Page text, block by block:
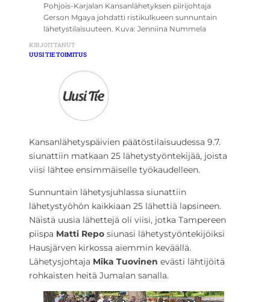
Pohjois-Karjalan Kansanlähetyksen piirijohtaja
Gerson Mgaya johdatti ristikulkueen sunnuntain
lähetystilaisuuteen. Kuva: Jenniina Nummela
KIRJOITTANUT
UUSI TIE TOIMITUS
Kansanlähetyspäivien päätöstilaisuudessa 9.7.
siunattiin matkaan 25 lähetystyöntekijää, joista
viisi lähtee ensimmäiselle työkaudelleen.
Sunnuntain lähetysjuhlassa siunattiin
lähetystyöhön kaikkiaan 25 lähettiä lapsineen.
Näistä uusia lähettejä oli viisi, jotka Tampereen
piispa Matti Repo siunasi lähetystyöntekijöiksi
Hausjärven kirkossa aiemmin keväällä.
Lähetysjohtaja Mika Tuovinen evästi lähtijöitä
rohkaisten heitä Jumalan sanalla.